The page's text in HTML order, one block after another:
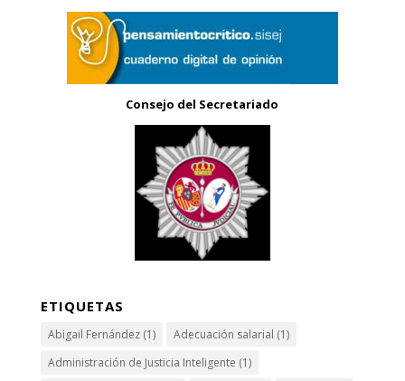
Consejo del Secretariado
ETIQUETAS
Abigail Fernández(1) Adecuación salarial (1)
Administración de Justicia Inteligente (1)